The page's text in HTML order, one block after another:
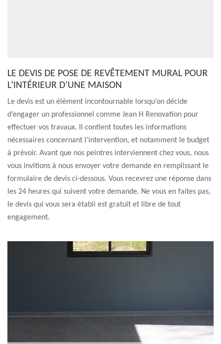
LE DEVIS DE POSE DE REVÊTEMENT MURAL POUR
L’INTÉRIEUR D’UNE MAISON
Le devis est un élément incontournable lorsqu’on décide
d’engager un professionnel comme Jean H Renovation pour
effectuer vos travaux. Il contient toutes les informations
nécessaires concernant l’intervention, et notamment le budget
à prévoir. Avant que nos peintres interviennent chez vous, nous
vous invitions à nous envoyer votre demande en remplissant le
formulaire de devis ci-dessous. Vous recevrez une réponse dans
les 24 heures qui suivent votre demande. Ne vous en faites pas,
le devis qui vous sera établi est gratuit et libre de tout
engagement.